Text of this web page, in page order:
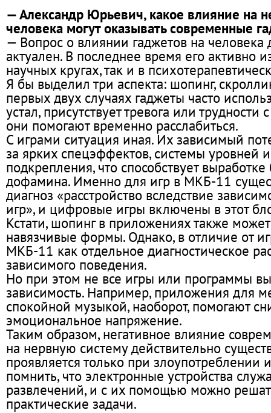
— Александр Юрьевич, какое влияние на
человека могут оказывать современные
— Вопрос о влиянии гаджетов на человека
актуален. В последнее время его активно
научных кругах, так и в
Я бы выделил три аспекта: шопинг,
первых двух случаях гаджеты часто
устал, присутствует тревога или трудности
они помогают временно расслабиться.
С играми ситуация иная. Их зависимый
за ярких спецэффектов, системы уровней
подкрепления, что способствует выработке
дофамина. Именно для игр в МКБ-11
диагноз «расстройство вследствие
игр», и цифровые игры включены в этот
Кстати, шопинг в приложениях также
навязчивые формы. Однако, в отличие от
МКБ-11 как отдельное диагностическое
зависимого поведения.
Но при этом не все игры или программы
зависимость. Например, приложения для
спокойной музыкой, наоборот, помогают
эмоциональное напряжение.
Таким образом, негативное влияние
на нервную систему действительно
проявляется только при злоупотреблении
помнить, что электронные устройства
развлечений, и с их помощью можно
практические задачи.